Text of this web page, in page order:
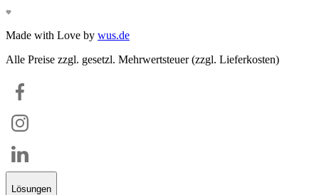
Made with Love by wus.de
Alle Preise zzgl. gesetzl. Mehrwertsteuer (zzgl. Lieferkosten)
Lösungen